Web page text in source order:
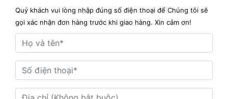
Quý khách vui lòng nhập đúng số điện thoại để Chúng tôi sẽ
gọi xác nhận đơn hàng trước khi giao hàng. Xin cảm ơn!